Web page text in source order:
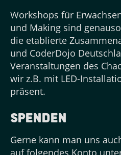
Workshops für
und Making sind
die etablierte
und CoderDojo
Veranstaltungen des
wir z.B. mit LED-
präsent.
Spenden
Gerne kann man uns
auf folgendes Konto